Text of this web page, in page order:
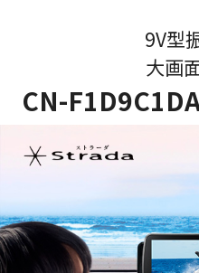
9V型
大画
CN-